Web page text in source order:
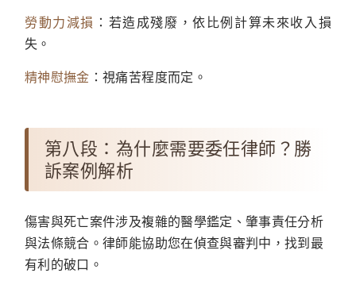
勞動力減損 ：若造成殘廢，依比例計算未來收入損
失。
精神慰撫金 ：視痛苦程度而定。
第八段：為什麼需要委任律師？勝
訴案例解析
傷害與死亡案件涉及複雜的醫學鑑定、肇事責任分析
與法條競合。律師能協助您在偵查與審判中，找到最
有利的破口。